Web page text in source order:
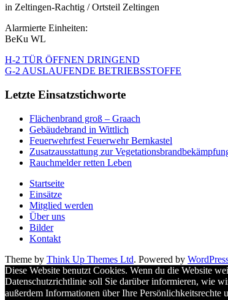
in Zeltingen-Rachtig / Ortsteil Zeltingen
Alarmierte Einheiten:
BeKu WL
H-2 TÜR ÖFFNEN DRINGEND
G-2 AUSLAUFENDE BETRIEBSSTOFFE
Letzte Einsatzstichworte
Flächenbrand groß – Graach
Gebäudebrand in Wittlich
Feuerwehrfest Feuerwehr Bernkastel
Zusatzausstattung zur
Rauchmelder retten Leben
Startseite
Einsätze
Mitglied werden
Über uns
Bilder
Kontakt
Theme by Think Up Themes Ltd. Powered by
Diese Website benutzt Cookies. Wenn du die Website
Datenschutzrichtlinie soll Sie darüber informieren, wie
außerdem Informationen über Ihre Persönlichkeitsrechte